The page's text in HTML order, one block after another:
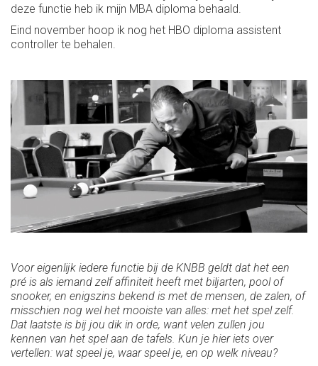
deze functie heb ik mijn MBA diploma behaald.
Eind november hoop ik nog het HBO diploma assistent
controller te behalen.
Voor eigenlijk iedere functie bij de KNBB geldt dat het een
pré is als iemand zelf affiniteit heeft met biljarten, pool of
snooker, en enigszins bekend is met de mensen, de zalen, of
misschien nog wel het mooiste van alles: met het spel zelf.
Dat laatste is bij jou dik in orde, want velen zullen jou
kennen van het spel aan de tafels. Kun je hier iets over
vertellen: wat speel je, waar speel je, en op welk niveau?